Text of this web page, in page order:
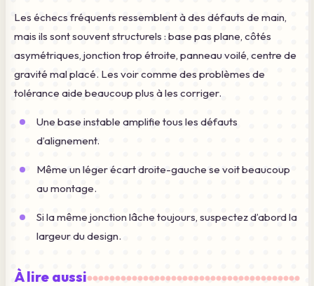
Les échecs fréquents ressemblent à des défauts de main,
mais ils sont souvent structurels : base pas plane, côtés
asymétriques, jonction trop étroite, panneau voilé, centre de
gravité mal placé. Les voir comme des problèmes de
tolérance aide beaucoup plus à les corriger.
Une base instable amplifie tous les défauts
d’alignement.
Même un léger écart droite-gauche se voit beaucoup
au montage.
Si la même jonction lâche toujours, suspectez d’abord la
largeur du design.
À lire aussi